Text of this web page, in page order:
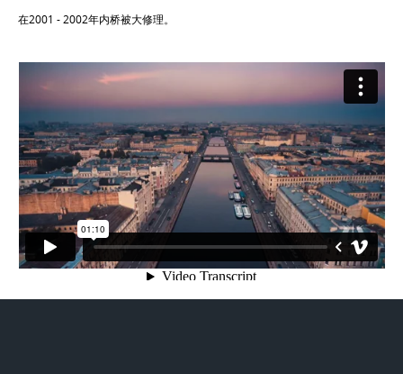
在2001 - 2002年内桥被大修理。